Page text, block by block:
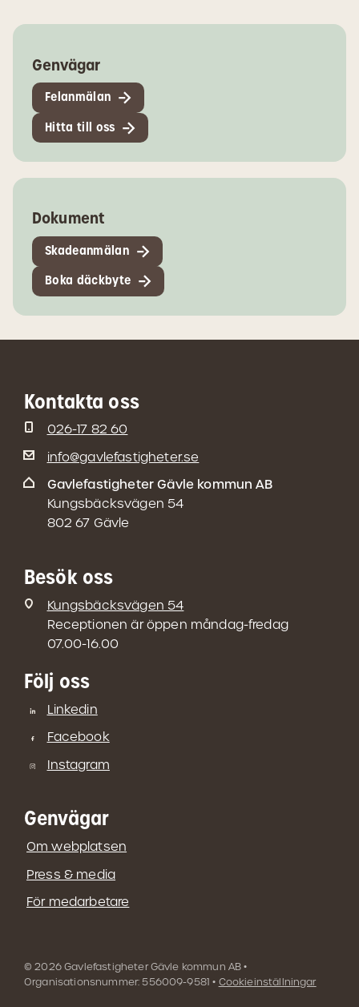
Genvägar
Felanmälan
Hitta till oss
Dokument
Skadeanmälan
Boka däckbyte
Kontakta oss
026-17 82 60
info@gavlefastigheter.se
Gavlefastigheter Gävle kommun AB
Kungsbäcksvägen 54
802 67 Gävle
Besök oss
Kungsbäcksvägen 54
Receptionen är öppen måndag-fredag
07.00-16.00
Följ oss
Linkedin
Facebook
Instagram
Genvägar
Om webplatsen
Press & media
För medarbetare
© 2026 Gavlefastigheter Gävle kommun AB •
Organisationsnummer: 556009-9581 • Cookieinställningar